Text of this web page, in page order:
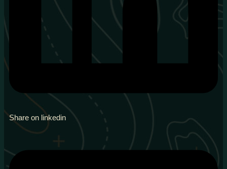
Share on linkedin